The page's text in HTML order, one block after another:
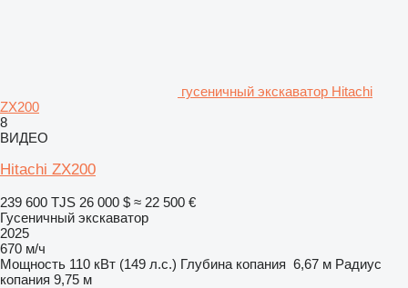
гусеничный экскаватор Hitachi
ZX200
8
ВИДЕО
Hitachi ZX200
239 600 TJS 26 000 $ ≈ 22 500 €
Гусеничный экскаватор
2025
670 м/ч
Мощность 110 кВт (149 л.с.) Глубина копания 6,67 м Радиус
копания 9,75 м